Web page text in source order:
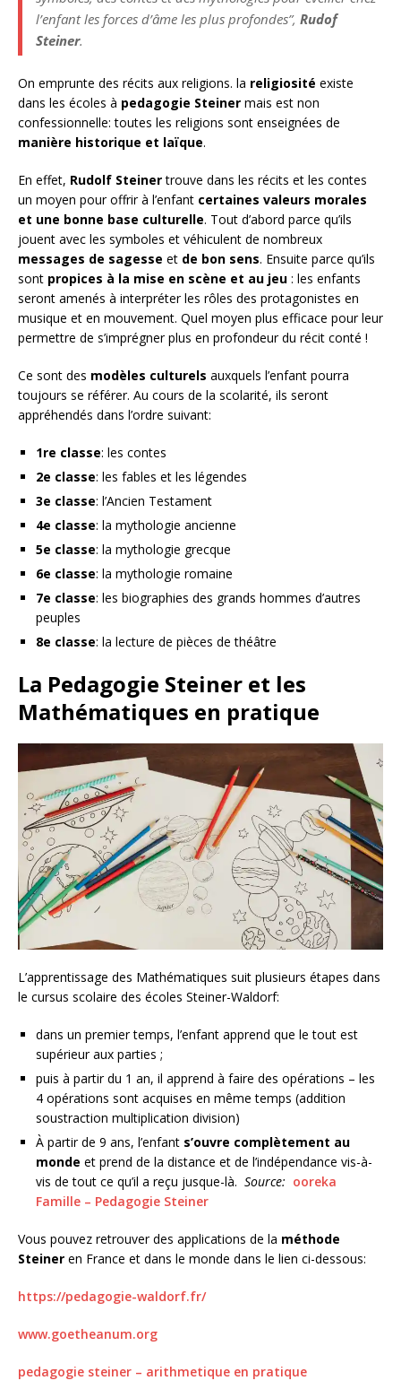
l’enfant les forces d’âme les plus profondes”, Rudof
Steiner.
On emprunte des récits aux religions. la religiosité existe
dans les écoles à pedagogie Steiner mais est non
confessionnelle: toutes les religions sont enseignées de
manière historique et laïque.
En effet, Rudolf Steinertrouve dans les récits et les contes
un moyen pour offrir à l’enfant certaines valeurs morales
et une bonne base culturelle. Tout d’abord parce qu’ils
jouent avec les symboles et véhiculent de nombreux
messages de sagesse et de bon sens. Ensuite parce qu’ils
sont propices à la mise en scène et au jeu : les enfants
seront amenés à interpréter les rôles des protagonistes en
musique et en mouvement. Quel moyen plus efficace pour leur
permettre de s’imprégner plus en profondeur du récit conté !
Ce sont des modèles culturels auxquels l’enfant pourra
toujours se référer. Au cours de la scolarité, ils seront
appréhendés dans l’ordre suivant:
1re classe: les contes
2e classe: les fables et les légendes
3e classe: l’Ancien Testament
4e classe: la mythologie ancienne
5e classe: la mythologie grecque
6e classe: la mythologie romaine
7e classe: les biographies des grands hommes d’autres
peuples
8e classe: la lecture de pièces de théâtre
La Pedagogie Steiner et les
Mathématiques en pratique
L’apprentissage des Mathématiques suit plusieurs étapes dans
le cursus scolaire des écoles Steiner-Waldorf:
dans un premier temps, l’enfant apprend que le tout est
supérieur aux parties ;
puis à partir du 1 an, il apprend à faire des opérations – les
4 opérations sont acquises en même temps (addition
soustraction multiplication division)
À partir de 9 ans, l’enfant s’ouvre complètement au
monde et prend de la distance et de l’indépendance vis-à-
vis de tout ce qu’il a reçu jusque-là. Source: ooreka
Famille – Pedagogie Steiner
Vous pouvez retrouver des applications de la méthode
Steiner en France et dans le monde dans le lien ci-dessous:
https://pedagogie-waldorf.fr/
www.goetheanum.org
pedagogie steiner – arithmetique en pratique